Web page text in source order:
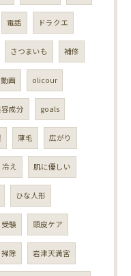
電話 ドラクエ
さつまいも 補修
画 olicour
成分 goals
薄毛 広がり
冷え 肌に優しい
ひな人形
受験 頭皮ケア
掃除 岩津天満宮